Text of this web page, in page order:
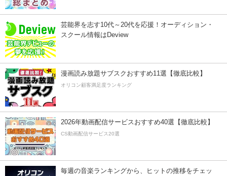
芸能界を志す10代～20代を応援！オーディション・
スクール情報はDeview
漫画読み放題サブスクおすすめ11選【徹底比較】
オリコン顧客満足度ランキング
2026年動画配信サービスおすすめ40選【徹底比較】
CS動画配信サービス20選
毎週の音楽ランキングから、ヒットの推移をチェッ